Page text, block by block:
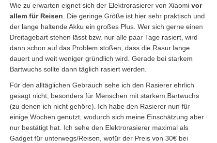
Wie zu erwarten eignet sich der Elektrorasierer von Xiaomi vor
allem für Reisen. Die geringe Größe ist hier sehr praktisch und
der lange haltende Akku ein großes Plus. Wer sich gerne einen
Dreitagebart stehen lässt bzw. nur alle paar Tage rasiert, wird
dann schon auf das Problem stoßen, dass die Rasur lange
dauert und weit weniger gründlich wird. Gerade bei starkem
Bartwuchs sollte dann täglich rasiert werden.
Für den alltäglichen Gebrauch sehe ich den Rasierer ehrlich
gesagt nicht, besonders für Menschen mit starkem Bartwuchs
(zu denen ich nicht gehöre). Ich habe den Rasierer nun für
einige Wochen genutzt, wodurch sich meine Einschätzung aber
nur bestätigt hat. Ich sehe den Elektrorasierer maximal als
Gadget für unterwegs/Reisen, wofür der Preis von 30€ bei